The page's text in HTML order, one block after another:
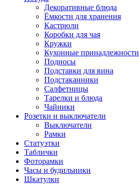
Декоративные блюда
Ёмкости для хранения
Кастрюли
Коробки для чая
Кружки
Кухонные принадлежности
Подносы
Подставки для вина
Подстаканники
Салфетницы
Тарелки и блюда
Чайники
Розетки и выключатели
Выключатели
Рамки
Статуэтки
Таблички
Фоторамки
Часы и будильники
Шкатулки